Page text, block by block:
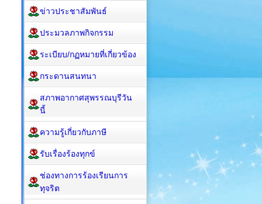
ข่าวประชาสัมพันธ์
ประมวลภาพกิจกรรม
ระเบียบ/กฏหมายที่เกี่ยวข้อง
กระดานสนทนา
สภาพอากาศสุพรรณบุรีวัน
นี้
ความรู้เกี่ยวกับภาษี
รับเรื่องร้องทุกข์
ช่องทางการร้องเรียนการ
ทุจริต